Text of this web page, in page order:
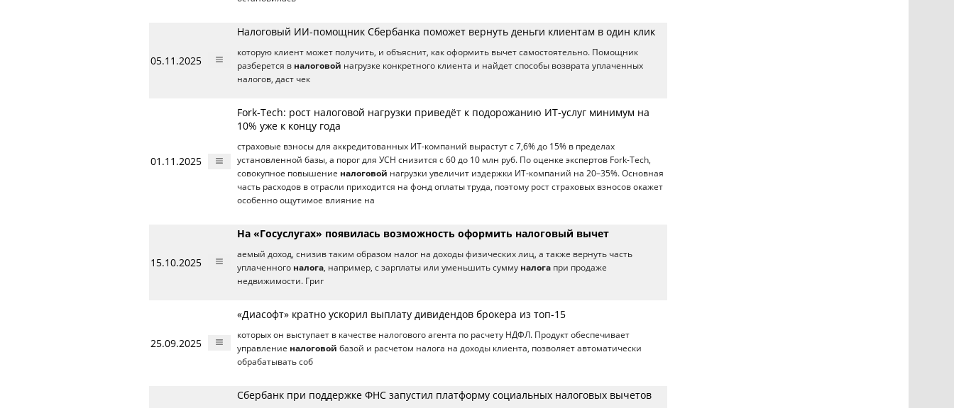
05.11.2025
Налоговый ИИ-помощник Сбербанка поможет вернуть деньги клиентам в один клик
которую клиент может получить, и объяснит, как оформить вычет самостоятельно. Помощник
разберется в налоговой нагрузке конкретного клиента и найдет способы возврата уплаченных
налогов, даст чек
01.11.2025
Fork-Tech: рост налоговой нагрузки приведёт к подорожанию ИТ-услуг минимум на
10% уже к концу года
страховые взносы для аккредитованных ИТ-компаний вырастут с 7,6% до 15% в пределах
установленной базы, а порог для УСН снизится с 60 до 10 млн руб. По оценке экспертов Fork-Tech,
совокупное повышение налоговой нагрузки увеличит издержки ИТ-компаний на 20–35%. Основная
часть расходов в отрасли приходится на фонд оплаты труда, поэтому рост страховых взносов окажет
особенно ощутимое влияние на
15.10.2025
На «Госуслугах» появилась возможность оформить налоговый вычет
аемый доход, снизив таким образом налог на доходы физических лиц, а также вернуть часть
уплаченного налога, например, с зарплаты или уменьшить сумму налога при продаже
недвижимости. Григ
25.09.2025
«Диасофт» кратно ускорил выплату дивидендов брокера из топ-15
которых он выступает в качестве налогового агента по расчету НДФЛ. Продукт обеспечивает
управление налоговой базой и расчетом налога на доходы клиента, позволяет автоматически
обрабатывать соб
Сбербанк при поддержке ФНС запустил платформу социальных налоговых вычетов